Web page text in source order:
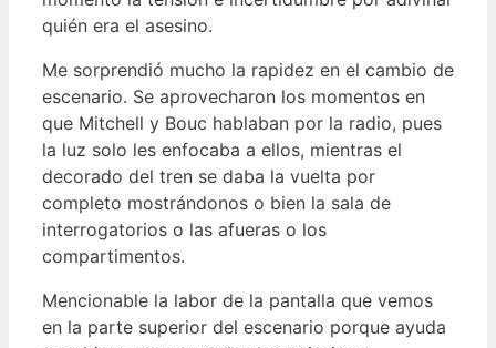
quién era el asesino.
Me sorprendió mucho la rapidez en el cambio de
escenario. Se aprovecharon los momentos en
que Mitchell y Bouc hablaban por la radio, pues
la luz solo les enfocaba a ellos, mientras el
decorado del tren se daba la vuelta por
completo mostrándonos o bien la sala de
interrogatorios o las afueras o los
compartimentos.
Mencionable la labor de la pantalla que vemos
en la parte superior del escenario porque ayuda